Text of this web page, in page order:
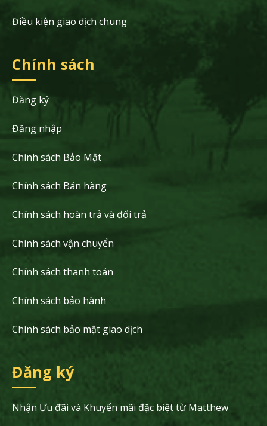
Điều kiện giao dịch chung
Chính sách
Đăng ký
Đăng nhập
Chính sách Bảo Mật
Chính sách Bán hàng
Chính sách hoàn trả và đổi trả
Chính sách vận chuyển
Chính sách thanh toán
Chính sách bảo hành
Chính sách bảo mật giao dịch
Đăng ký
Nhận Ưu đãi và Khuyến mãi đặc biệt từ Matthew